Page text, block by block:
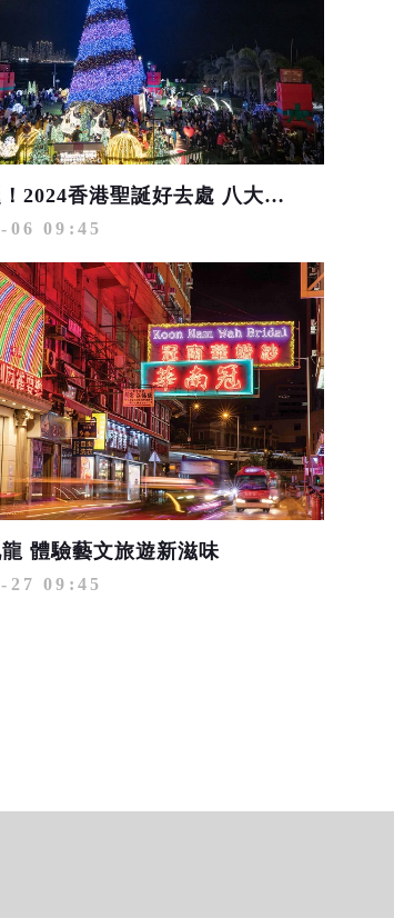
歡度聖誕！2024香港聖誕好去處 八大必去聖誕打卡熱點一覽
06 09:45
體驗藝文旅遊新滋味
27 09:45